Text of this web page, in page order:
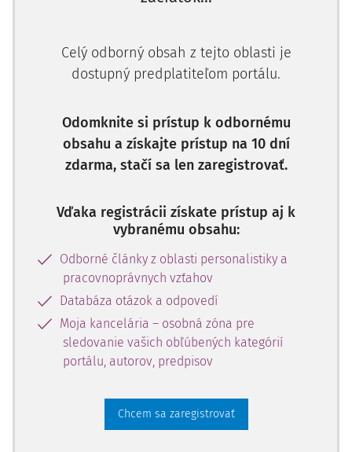
Zákon č. 302/2001 Z. z. o samospráve vyšších územných
neobsahuje osobitnú právnu úpravu pracovného poriadku.
V prípade obcí vydáva pracovný poriadok starosta obce.
o obecnom zriadení vydanie pracovného poriadku bolo
v kompetencii obecného zastupiteľstva, ­avšak od 1. apríla
2010 táto kompetencia prešla na starostu obce.
zastupiteľstvo o vydaní pracovného poriadku. Zo zákona
o obecnom zriadení vyplýva povinnosť starostu obce
informovať obecné zastupiteľstvo len o vydaní a zmenác
Celý odborný obsah z tejto oblasti je
dostupný predplatiteľom portálu.
Odomknite si prístup k odbornému
obsahu a získajte prístup na 10 dní
zdarma, stačí sa len zaregistrovať.
Vďaka registrácii získate prístup aj k
vybranému obsahu:
Odborné články z oblasti personalistiky a
pracovnoprávnych vzťahov
Databáza otázok a odpovedí
Moja kancelária – osobná zóna pre
sledovanie vašich obľúbených kategórií
portálu, autorov, predpisov
Chcem sa zaregistrovať